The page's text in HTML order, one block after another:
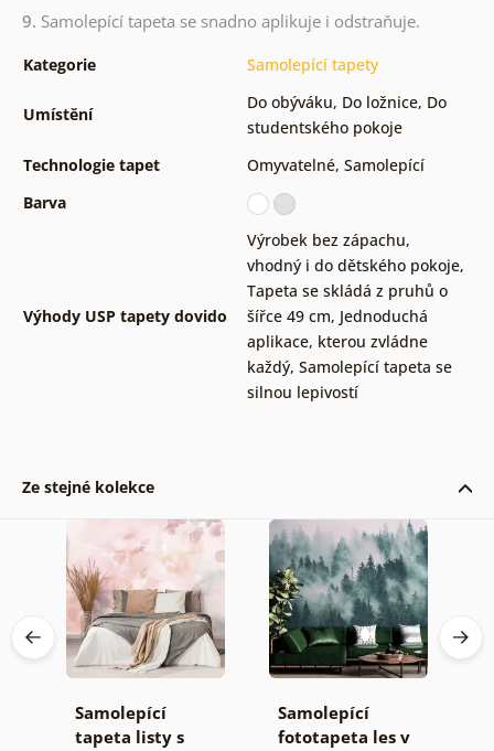
9. Samolepící tapeta se snadno aplikuje i odstraňuje.
Kategorie Samolepící tapety
Umístění
Do obýváku, Do ložnice, Do
studentského pokoje
Technologie tapet
Omyvatelné, Samolepící
Barva
Výhody USP tapety dovido
Výrobek bez zápachu,
vhodný i do dětského pokoje,
Tapeta se skládá z pruhů o
šířce 49 cm, Jednoduchá
aplikace, kterou zvládne
každý, Samolepící tapeta se
silnou lepivostí
Ze stejné kolekce
Samolepící
tapeta listy s
Samolepící
fototapeta les v